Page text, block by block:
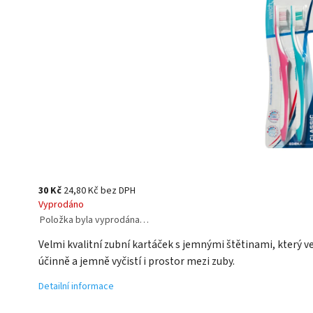
30 Kč 24,80 Kč bez DPH
Vyprodáno
Položka byla vyprodána…
Velmi kvalitní zubní kartáček s jemnými štětinami, který
účinně a jemně vyčistí i prostor mezi zuby.
Detailní informace